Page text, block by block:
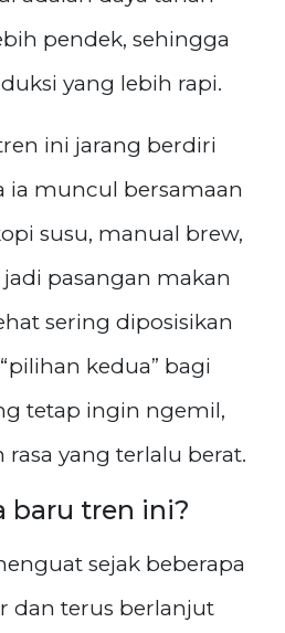
pendek, sehingga
yang lebih rapi.
ini jarang berdiri
ia muncul bersamaan
susu, manual brew,
pasangan makan
sering diposisikan
kedua” bagi
tetap ingin ngemil,
yang terlalu berat.
baru tren ini?
sejak beberapa
dan terus berlanjut